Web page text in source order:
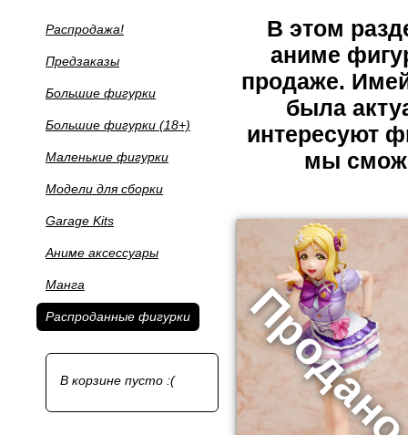
Распродажа!
Предзаказы
Большие фигурки
Большие фигурки (18+)
Маленькие фигурки
Модели для сборки
Garage Kits
Аниме аксессуары
Манга
Распроданные фигурки
В корзине пусто :(
В этом
аниме
продаже.
была
интересуют
мы